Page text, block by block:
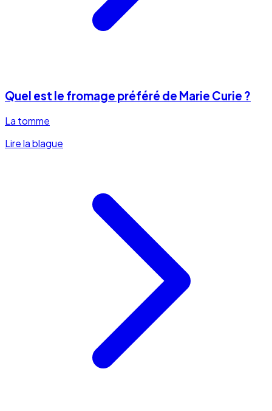
Quel est le fromage préféré de Marie Curie ?
La tomme
Lire la blague